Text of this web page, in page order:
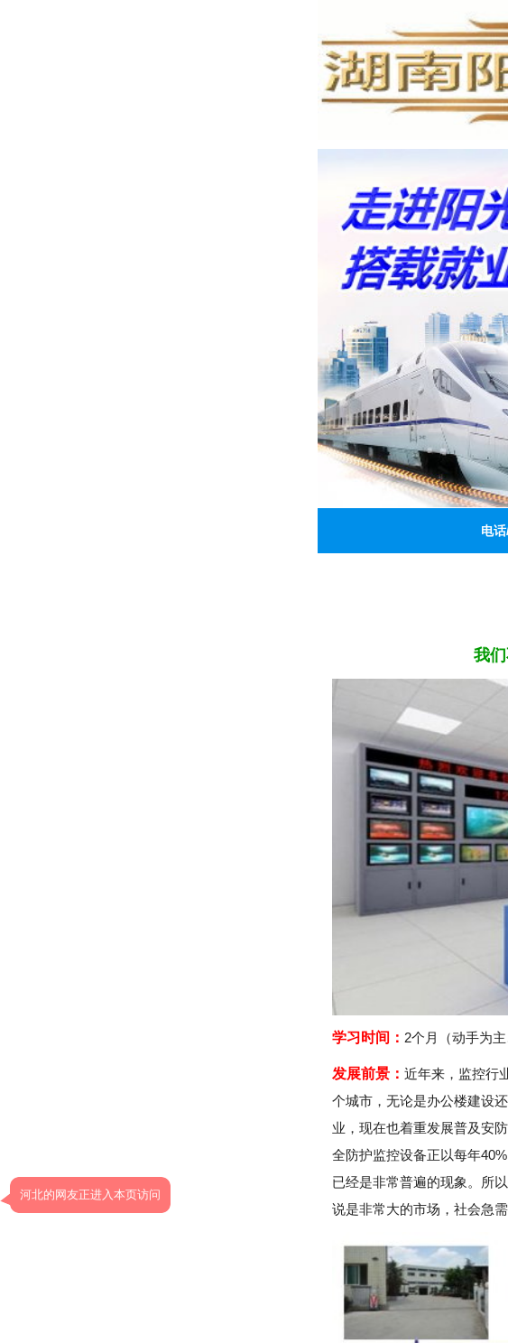
电
我
学习时间： 2个月（动手为主
发展前景： 近年来，监控行
个城市，无论是办公楼建设
业，现在也着重发展普及安
全防护监控设备正以每年
已经是非常普遍的现象。所
说是非常大的市场，社会急
河北的网友正进入本页访问